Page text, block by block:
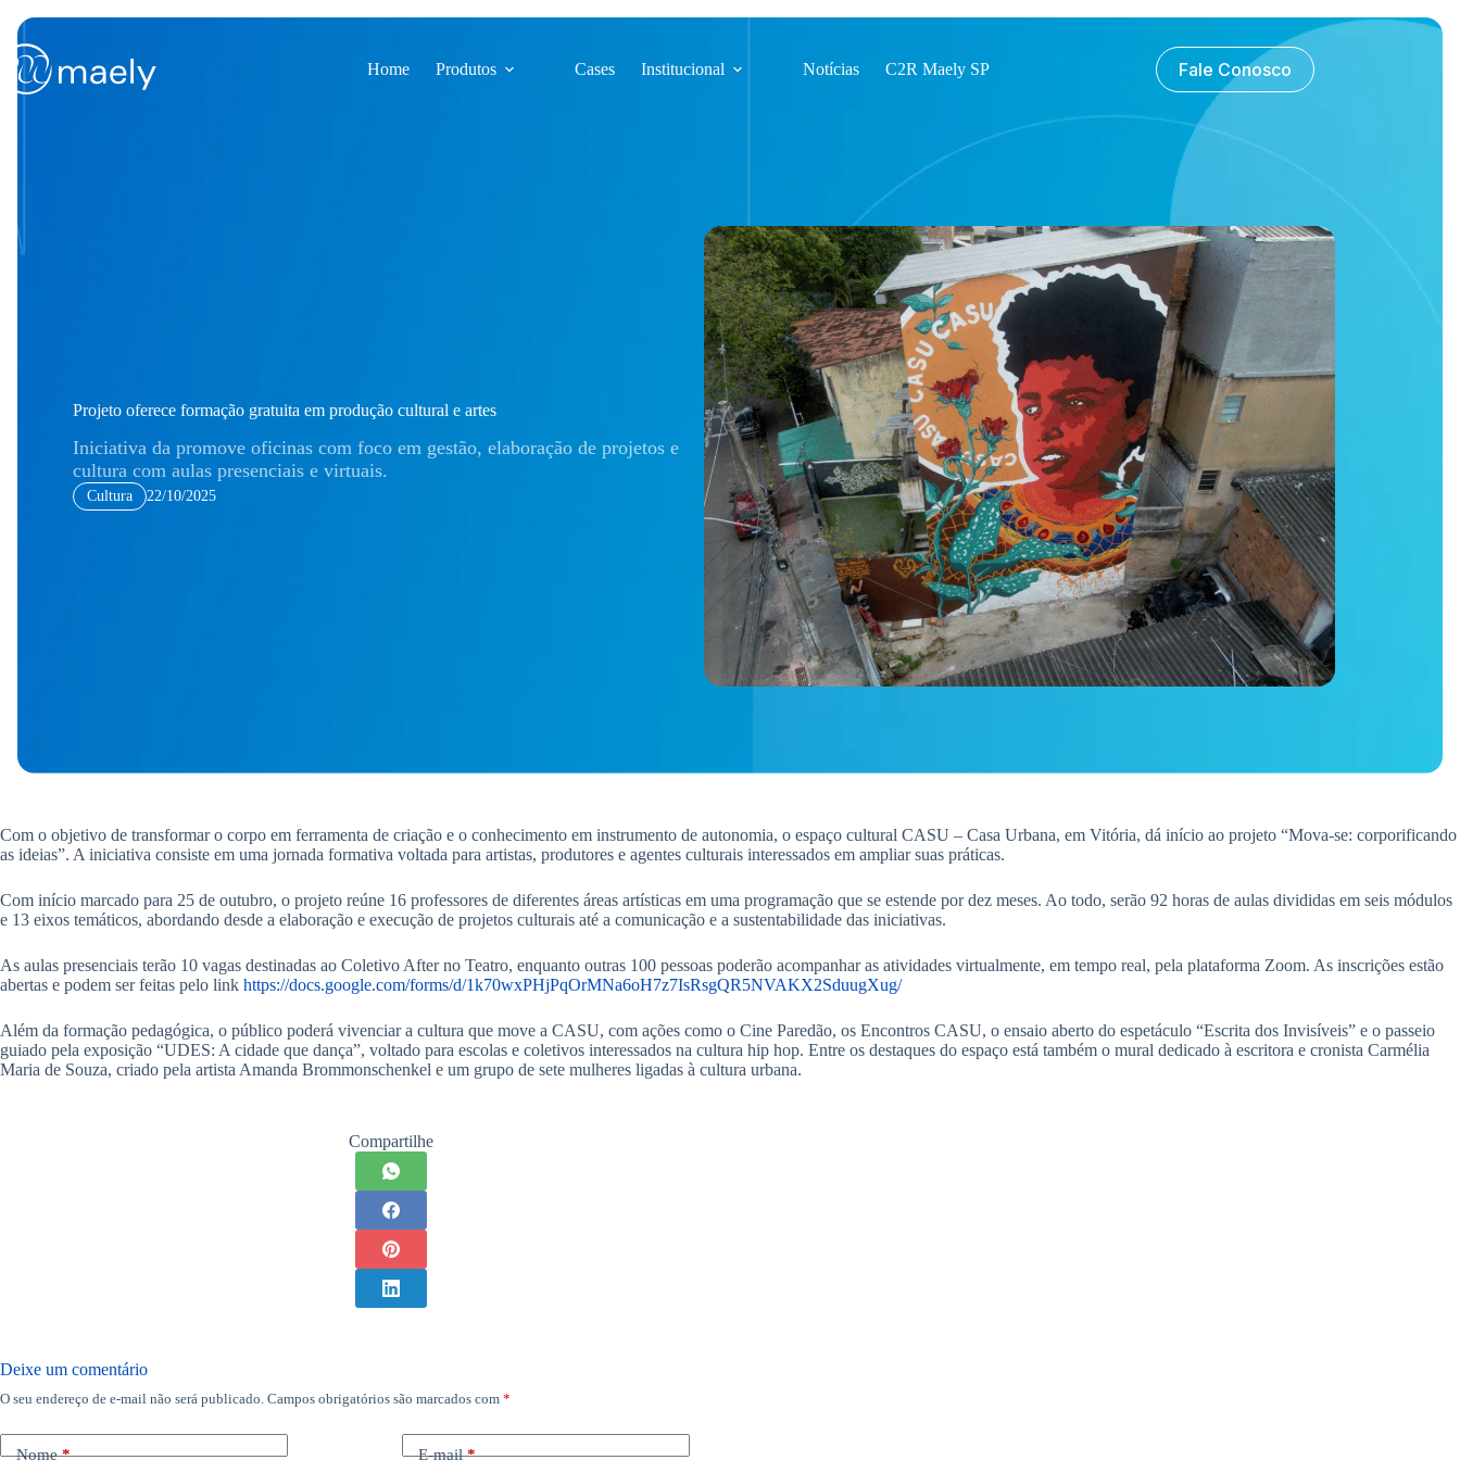
para
conteúdo
Home Produtos Cases Institucional Notícias C2R Maely SP Fale Conosco
Projeto oferece formação gratuita em produção cultural e artes
Iniciativa da promove oficinas com foco em gestão, elaboração de projetos e
cultura com aulas presenciais e virtuais.
Cultura 22/10/2025
Com o objetivo de transformar o corpo em ferramenta de criação e o conhecimento em instrumento de autonomia, o espaço cultural CASU – Casa Urbana, em Vitória, dá início ao projeto “Mova-se: corporificando
as ideias”. A iniciativa consiste em uma jornada formativa voltada para artistas, produtores e agentes culturais interessados em ampliar suas práticas.
Com início marcado para 25 de outubro, o projeto reúne 16 professores de diferentes áreas artísticas em uma programação que se estende por dez meses. Ao todo, serão 92 horas de aulas divididas em seis módulos
e 13 eixos temáticos, abordando desde a elaboração e execução de projetos culturais até a comunicação e a sustentabilidade das iniciativas.
As aulas presenciais terão 10 vagas destinadas ao Coletivo After no Teatro, enquanto outras 100 pessoas poderão acompanhar as atividades virtualmente, em tempo real, pela plataforma Zoom. As inscrições estão
abertas e podem ser feitas pelo link https://docs.google.com/forms/d/1k70wxPHjPqOrMNa6oH7z7IsRsgQR5NVAKX2SduugXug/
Além da formação pedagógica, o público poderá vivenciar a cultura que move a CASU, com ações como o Cine Paredão, os Encontros CASU, o ensaio aberto do espetáculo “Escrita dos Invisíveis” e o passeio
guiado pela exposição “UDES: A cidade que dança”, voltado para escolas e coletivos interessados na cultura hip hop. Entre os destaques do espaço está também o mural dedicado à escritora e cronista Carmélia
Maria de Souza, criado pela artista Amanda Brommonschenkel e um grupo de sete mulheres ligadas à cultura urbana.
Compartilhe
Deixe um comentário
O seu endereço de e-mail não será publicado. Campos obrigatórios são marcados com *
Nome* E-mail*